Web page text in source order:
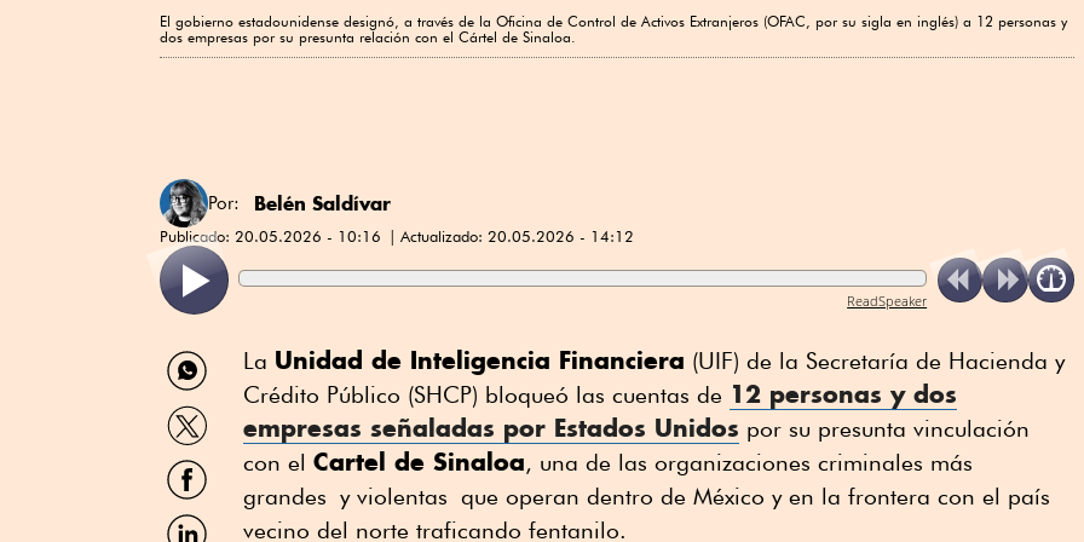
El gobierno estadounidense designó, a través de la Oficina de Control de Activos Extranjeros (OFAC, por su sigla en inglés) a 12 personas y
dos empresas por su presunta relación con el Cártel de Sinaloa.
Por: Belén Saldívar
Publicado: 20.05.2026 - 10:16 Actualizado: 20.05.2026 - 14:12
ReadSpeaker
Compartir
por
WhatsApp
Compartir
por
Twitter
Compartir
por
Facebook
Compartir
La Unidad de Inteligencia Financiera (UIF) de la Secretaría de Hacienda y
Crédito Público (SHCP) bloqueó las cuentas de 12 personas y dos
empresas señaladas por Estados Unidos por su presunta vinculación
con el Cartel de Sinaloa, una de las organizaciones criminales más
grandes y violentas que operan dentro de México y en la frontera con el país
vecino del norte traficando fentanilo.